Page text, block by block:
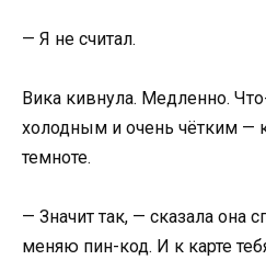
— Я не считал.
Вика кивнула. Медленно.
холодным и очень чётким —
темноте.
— Значит так, — сказала она
меняю пин-код. И к карте